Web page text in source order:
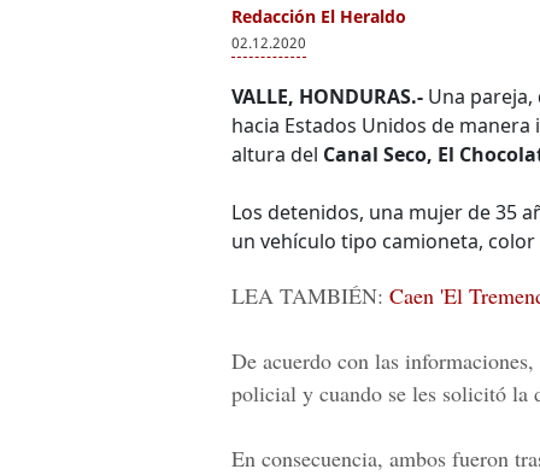
Redacción El Heraldo
02.12.2020
VALLE, HONDURAS.- Una
hacia Estados Unidos de
altura del Canal Seco, El
Los detenidos, una mujer de 35
un vehículo tipo camioneta, color
LEA TAMBIÉN: Caen 'El
De acuerdo con las
policial y cuando se les solicitó la
En consecuencia, ambos fueron